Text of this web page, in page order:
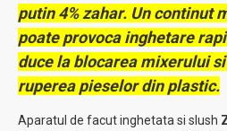
putin 4% zahar. Un continut
poate provoca inghetare
duce la blocarea mixerului
ruperea pieselor din plastic.
Aparatul de facut inghetata si slush